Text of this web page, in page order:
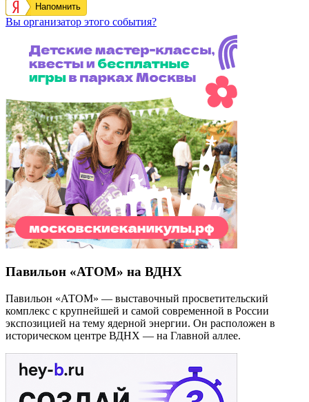
Напомнить
Вы организатор этого события?
Павильон «АТОМ» на ВДНХ
Павильон «АТОМ» — выставочный просветительский
комплекс с крупнейшей и самой современной в России
экспозицией на тему ядерной энергии. Он расположен в
историческом центре ВДНХ — на Главной аллее.